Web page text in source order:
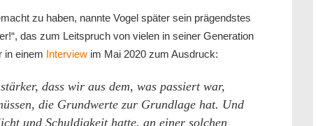
zu haben, nannte Vogel später sein prägendstes
das zum Leitspruch von vielen in seiner Generation
in einem Interview im Mai 2020 zum Ausdruck:
dass wir aus dem, was passiert war,
die Grundwerte zur Grundlage hat. Und
und Schuldigkeit hatte, an einer solchen